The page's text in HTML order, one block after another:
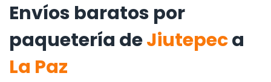
Envíos baratos por
paquetería deJiutepeca
La Paz